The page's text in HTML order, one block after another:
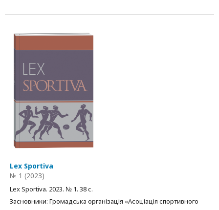
Lex Sportiva
№ 1 (2023)
Lex Sportiva. 2023. № 1. 38 с.
Засновники: Громадська організація «Асоціація спортивного